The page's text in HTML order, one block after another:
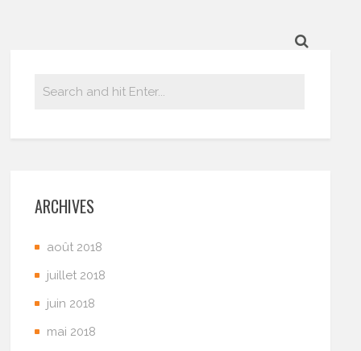
ARCHIVES
août 2018
juillet 2018
juin 2018
mai 2018